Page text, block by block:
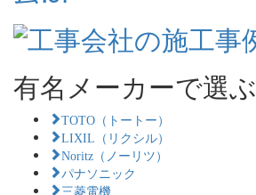
有名メーカーで選ぶ
TOTO（トートー）
LIXIL（リクシル）
Noritz（ノーリツ）
パナソニック
三菱電機